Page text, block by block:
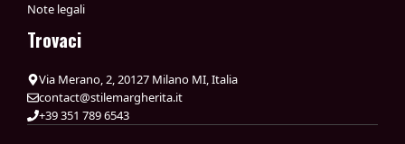
Note legali
Trovaci
Via Merano, 2, 20127 Milano MI, Italia
contact@stilemargherita.it
+39 351 789 6543